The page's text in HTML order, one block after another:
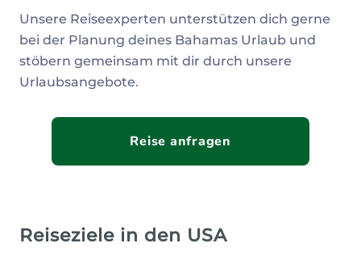
Unsere Reiseexperten unterstützen dich gerne
bei der Planung deines Bahamas Urlaub und
stöbern gemeinsam mit dir durch unsere
Urlaubsangebote.
Reise anfragen
Reiseziele in den USA